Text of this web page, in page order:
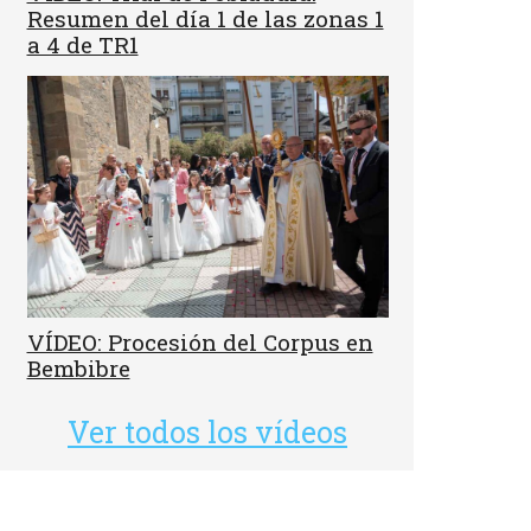
Resumen del día 1 de las zonas 1
a 4 de TR1
VÍDEO: Procesión del Corpus en
Bembibre
Ver todos los vídeos